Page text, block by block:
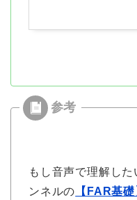
もし音声で理解し
ンネルの 【FAR基